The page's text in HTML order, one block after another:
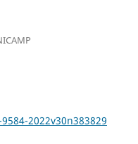
2022v30n383829